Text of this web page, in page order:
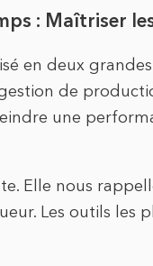
: Maîtriser
en deux
de
une
Elle nous
Les outils les